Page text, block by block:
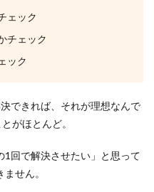
ェック
チェック
ック
できれば、それが理想なんで
がほとんど。
1回で解決させたい」と思って
せん。